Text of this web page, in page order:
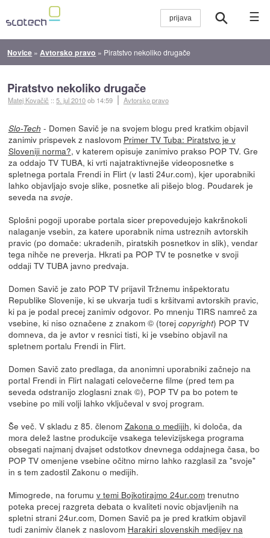
☰
Novice » Avtorsko pravo » Piratstvo nekoliko drugače
Piratstvo nekoliko drugače
Matej Kovačič ::5. jul 2010ob 14:59 Avtorsko pravo
Slo-Tech - Domen Savič je na svojem blogu pred kratkim objavil
zanimiv prispevek z naslovom Primer TV Tuba: Piratstvo je v
Sloveniji norma?, v katerem opisuje zanimivo prakso POP TV. Gre
za oddajo TV TUBA, ki vrti najatraktivnejše videoposnetke s
spletnega portala Frendi in Flirt (v lasti 24ur.com), kjer uporabniki
lahko objavljajo svoje slike, posnetke ali pišejo blog. Poudarek je
seveda na svoje.
Splošni pogoji uporabe portala sicer prepovedujejo kakršnokoli
nalaganje vsebin, za katere uporabnik nima ustreznih avtorskih
pravic (po domače: ukradenih, piratskih posnetkov in slik), vendar
tega nihče ne preverja. Hkrati pa POP TV te posnetke v svoji
oddaji TV TUBA javno predvaja.
Domen Savič je zato POP TV prijavil Tržnemu inšpektoratu
Republike Slovenije, ki se ukvarja tudi s kršitvami avtorskih pravic,
ki pa je podal precej zanimiv odgovor. Po mnenju TIRS namreč za
vsebine, ki niso označene z znakom © (torej copyright) POP TV
domneva, da je avtor v resnici tisti, ki je vsebino objavil na
spletnem portalu Frendi in Flirt.
Domen Savič zato predlaga, da anonimni uporabniki začnejo na
portal Frendi in Flirt nalagati celovečerne filme (pred tem pa
seveda odstranijo zloglasni znak ©), POP TV pa bo potem te
vsebine po mili volji lahko vključeval v svoj program.
Še več. V skladu z 85. členom Zakona o medijih, ki določa, da
mora delež lastne produkcije vsakega televizijskega programa
obsegati najmanj dvajset odstotkov dnevnega oddajnega časa, bo
POP TV omenjene vsebine očitno mirno lahko razglasil za "svoje"
in s tem zadostil Zakonu o medijih.
Mimogrede, na forumu v temi Bojkotirajmo 24ur.comtrenutno
poteka precej razgreta debata o kvaliteti novic objavljenih na
spletni strani 24ur.com, Domen Savič pa je pred kratkim objavil
tudi zanimiv članek z naslovom Harakiri slovenskih medijev na